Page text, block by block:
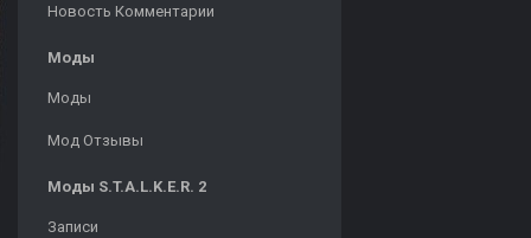
Новость Комментарии
Моды
Моды
Мод Отзывы
Моды S.T.A.L.K.E.R. 2
Записи